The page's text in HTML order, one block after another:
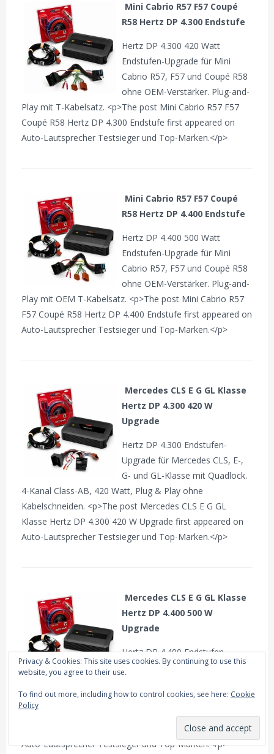
Mini Cabrio R57 F57 Coupé
R58 Hertz DP 4.300 Endstufe
Hertz DP 4.300 420 Watt
Endstufen-Upgrade für Mini
Cabrio R57, F57 und Coupé R58
ohne OEM-Verstärker. Plug-and-
Play mit T-Kabelsatz. <p>The post Mini Cabrio R57 F57
Coupé R58 Hertz DP 4.300 Endstufe first appeared on
Auto-Lautsprecher Testsieger und Top-Marken.</p>
Mini Cabrio R57 F57 Coupé
R58 Hertz DP 4.400 Endstufe
Hertz DP 4.400 500 Watt
Endstufen-Upgrade für Mini
Cabrio R57, F57 und Coupé R58
ohne OEM-Verstärker. Plug-and-
Play mit OEM T-Kabelsatz. <p>The post Mini Cabrio R57
F57 Coupé R58 Hertz DP 4.400 Endstufe first appeared on
Auto-Lautsprecher Testsieger und Top-Marken.</p>
Mercedes CLS E G GL Klasse
Hertz DP 4.300 420 W
Upgrade
Hertz DP 4.300 Endstufen-
Upgrade für Mercedes CLS, E-,
G- und GL-Klasse mit Quadlock.
4-Kanal Class-AB, 420 Watt, Plug & Play ohne
Kabelschneiden. <p>The post Mercedes CLS E G GL
Klasse Hertz DP 4.300 420 W Upgrade first appeared on
Auto-Lautsprecher Testsieger und Top-Marken.</p>
Mercedes CLS E G GL Klasse
Hertz DP 4.400 500 W
Upgrade
Hertz DP 4.400 Endstufen-
Upgrade für Mercedes CLS, E-,
4-Kanal Class-AB, 500 Watt, Plug & Play ohne
Kabelschneiden. <p>The post Mercedes CLS E G GL
Klasse Hertz DP 4.400 500 W Upgrade first appeared on
Auto-Lautsprecher Testsieger und Top-Marken.</p>
Privacy & Cookies: This site uses cookies. By continuing to use this
website, you agree to their use.
To find out more, including how to control cookies, see here: Cookie
Policy